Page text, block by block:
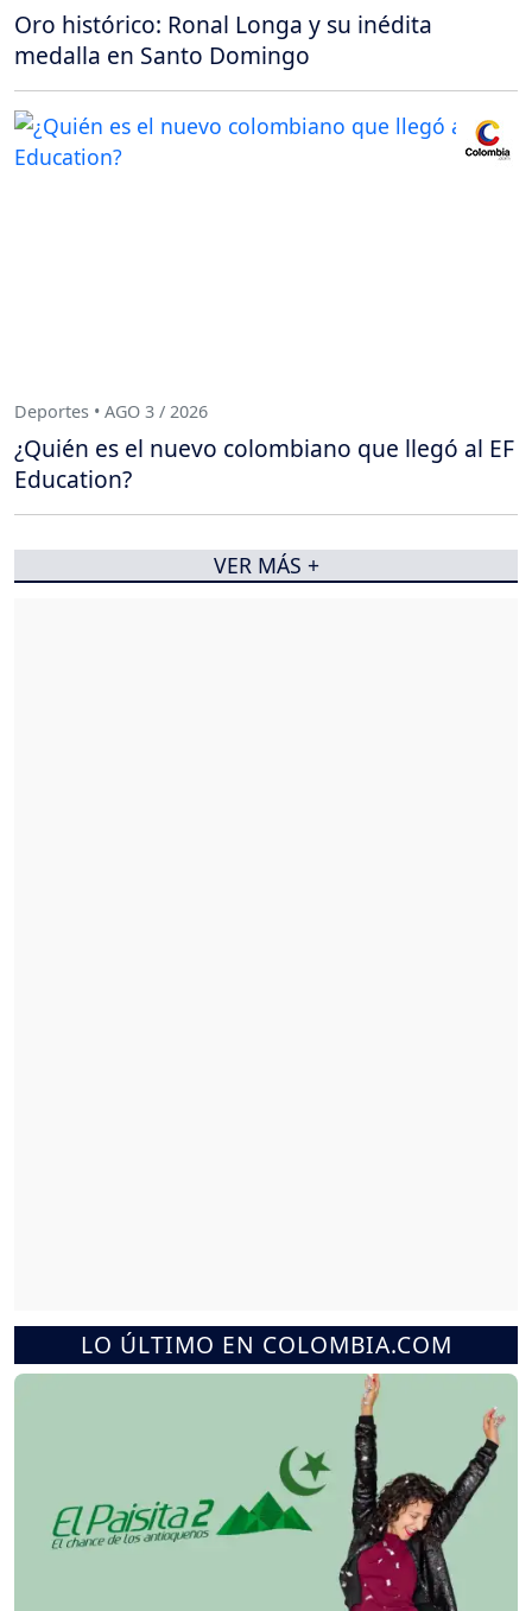
LO ÚLTIMO EN COLOMBIA.COM
Oro histórico: Ronal Longa y su inédita
medalla en Santo Domingo
Deportes • AGO 3 / 2026
¿Quién es el nuevo colombiano que llegó al EF
Education?
VER MÁS +